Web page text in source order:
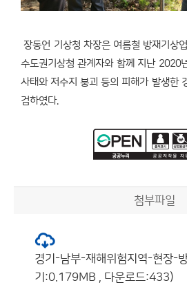
장동언 기상청 차장은 여름철 방재기상
수도권기상청 관계자와 함께 지난 2020
사태와 저수지 붕괴 등의 피해가 발생한
검하였다.
첨부파일
경기-남부-재해위험지역-현장-
기:0.179MB , 다운로드:433)